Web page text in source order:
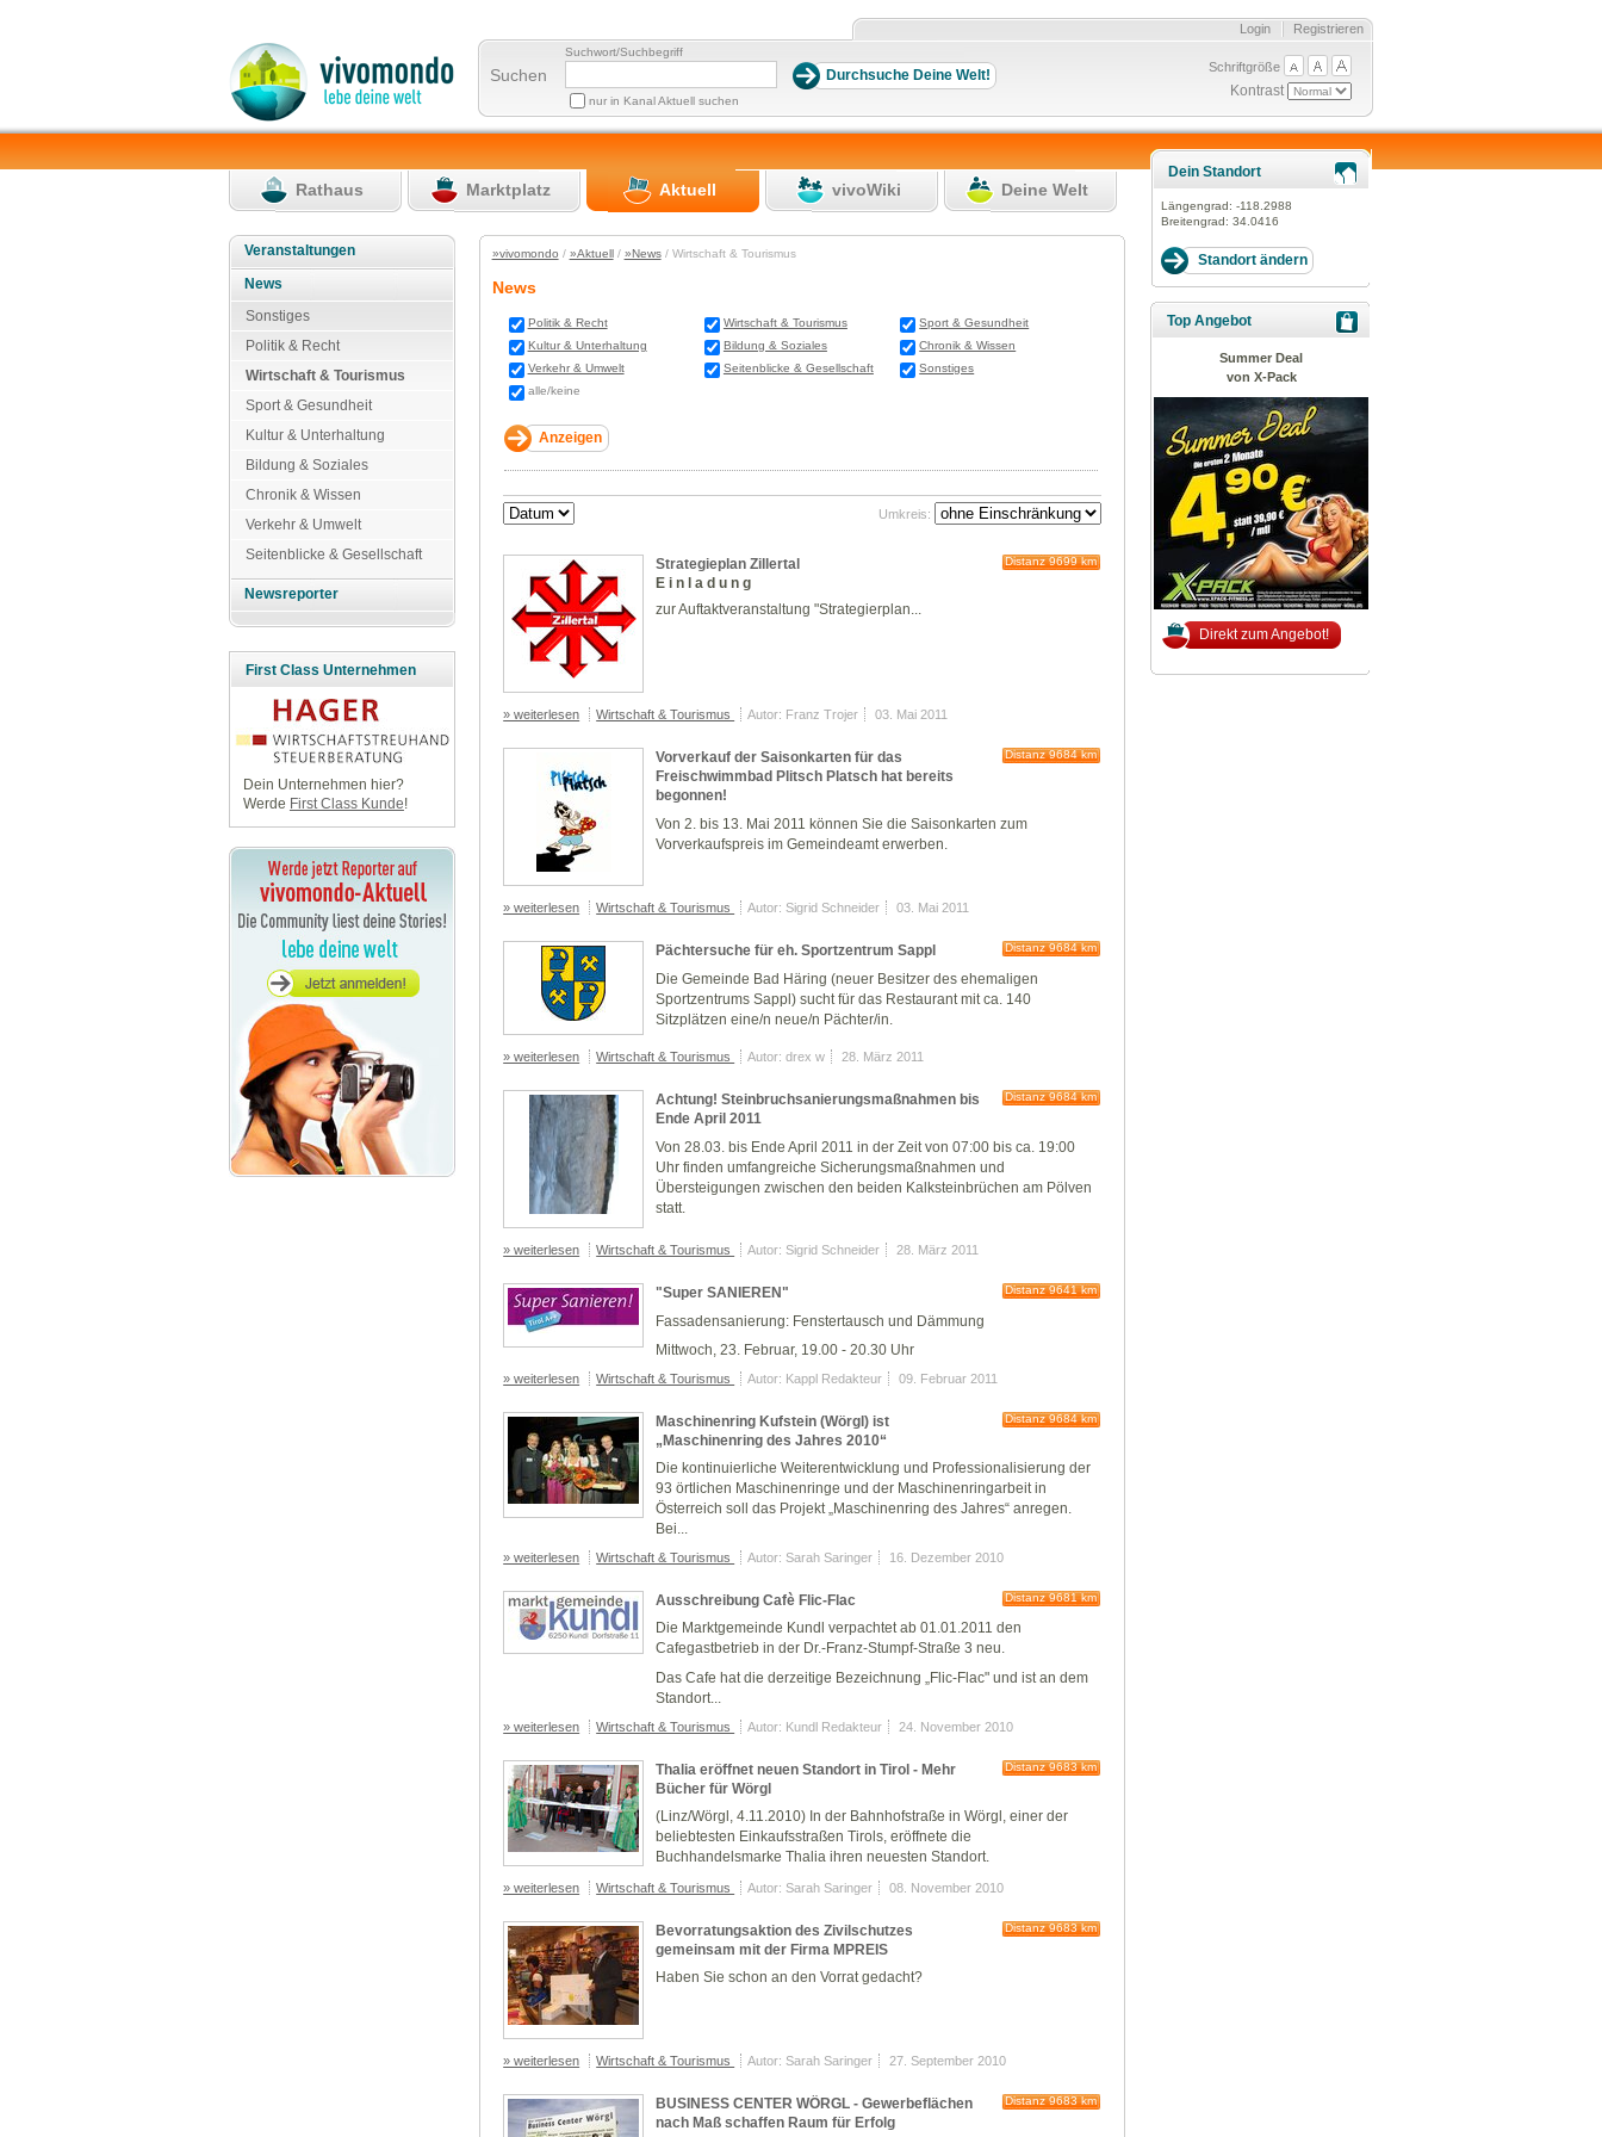
Registrieren
Login
Suchen
Suchwort/Suchbegriff
nur in Kanal Aktuell suchen
Schriftgröße
Kontrast
Rathaus Marktplatz Aktuell vivoWiki Deine Welt
Veranstaltungen
News
Sonstiges
Politik & Recht
Wirtschaft & Tourismus
Sport & Gesundheit
Kultur & Unterhaltung
Bildung & Soziales
Chronik & Wissen
Verkehr & Umwelt
Seitenblicke & Gesellschaft
Newsreporter
First Class Unternehmen
Dein Unternehmen hier?
Werde First Class Kunde!
»vivomondo / »Aktuell/ »News/ Wirtschaft & Tourismus
News
Politik & Recht Wirtschaft & Tourismus
Sport & Gesundheit
Kultur & Unterhaltung
Bildung & Soziales
Chronik & Wissen
Verkehr & Umwelt
Seitenblicke & Gesellschaft
Sonstiges
alle/keine
Umkreis:
Strategieplan Zillertal Distanz 9699 km
E i n l a d u n g
zur Auftaktveranstaltung "Strategierplan...
» weiterlesen Wirtschaft & Tourismus Autor: Franz Trojer 03. Mai 2011
Vorverkauf der Saisonkarten für das
Freischwimmbad Plitsch Platsch hat bereits
begonnen!
Distanz 9684 km
Von 2. bis 13. Mai 2011 können Sie die Saisonkarten zum
Vorverkaufspreis im Gemeindeamt erwerben.
» weiterlesen Wirtschaft & Tourismus Autor: Sigrid Schneider 03. Mai 2011
Pächtersuche für eh. Sportzentrum Sappl Distanz 9684 km
Die Gemeinde Bad Häring (neuer Besitzer des ehemaligen
Sportzentrums Sappl) sucht für das Restaurant mit ca. 140
Sitzplätzen eine/n neue/n Pächter/in.
» weiterlesen Wirtschaft & Tourismus Autor: drex w 28. März 2011
Achtung! Steinbruchsanierungsmaßnahmen bis
Ende April 2011
Distanz 9684 km
Von 28.03. bis Ende April 2011 in der Zeit von 07:00 bis ca. 19:00
Uhr finden umfangreiche Sicherungsmaßnahmen und
Übersteigungen zwischen den beiden Kalksteinbrüchen am Pölven
statt.
» weiterlesen Wirtschaft & Tourismus Autor: Sigrid Schneider 28. März 2011
"Super SANIEREN" Distanz 9641 km
Fassadensanierung: Fenstertausch und Dämmung
Mittwoch, 23. Februar, 19.00 - 20.30 Uhr
» weiterlesen Wirtschaft & Tourismus Autor: Kappl Redakteur 09. Februar 2011
Maschinenring Kufstein (Wörgl) ist
„Maschinenring des Jahres 2010“
Distanz 9684 km
Die kontinuierliche Weiterentwicklung und Professionalisierung der
93 örtlichen Maschinenringe und der Maschinenringarbeit in
Österreich soll das Projekt „Maschinenring des Jahres“ anregen.
Bei...
» weiterlesen Wirtschaft & Tourismus Autor: Sarah Saringer 16. Dezember 2010
Ausschreibung Cafè Flic-Flac Distanz 9681 km
Die Marktgemeinde Kundl verpachtet ab 01.01.2011 den
Cafegastbetrieb in der Dr.-Franz-Stumpf-Straße 3 neu.
Das Cafe hat die derzeitige Bezeichnung „Flic-Flac" und ist an dem
Standort...
» weiterlesen Wirtschaft & Tourismus Autor: Kundl Redakteur 24. November 2010
Thalia eröffnet neuen Standort in Tirol - Mehr
Bücher für Wörgl
Distanz 9683 km
(Linz/Wörgl, 4.11.2010) In der Bahnhofstraße in Wörgl, einer der
beliebtesten Einkaufsstraßen Tirols, eröffnete die
Buchhandelsmarke Thalia ihren neuesten Standort.
» weiterlesen Wirtschaft & Tourismus Autor: Sarah Saringer 08. November 2010
Bevorratungsaktion des Zivilschutzes
gemeinsam mit der Firma MPREIS
Distanz 9683 km
Haben Sie schon an den Vorrat gedacht?
» weiterlesen Wirtschaft & Tourismus Autor: Sarah Saringer 27. September 2010
BUSINESS CENTER WÖRGL - Gewerbeflächen
nach Maß schaffen Raum für Erfolg
Distanz 9683 km
Dein Standort
Längengrad: -118.2988
Breitengrad: 34.0416
Top Angebot
Summer Deal
von X-Pack
Direkt zum Angebot!